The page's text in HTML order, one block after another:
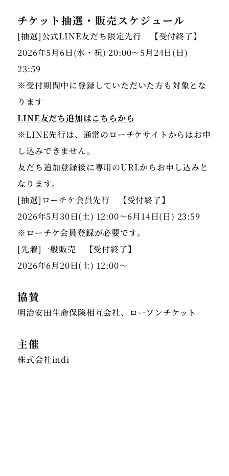
チケット抽選・販売スケジュール
[抽選]公式LINE友だち限定先行 【受付終了】
2026年5月6日(水・祝) 20:00～5月24日(日)
23:59
※受付期間中に登録していただいた方も対象とな
LINE友だち追加はこちらから
※LINE先行は、通常のローチケサイトからはお申
し込みできません。
友だち追加登録後に専用のURLからお申し込みと
なります。
[抽選]ローチケ会員先行 【受付終了】
2026年5月30日(土) 12:00～6月14日(日) 23:59
※ローチケ会員登録が必要です。
[先着]一般販売 【受付終了】
2026年6月20日(土) 12:00〜
協賛
明治安田生命保険相互会社、ローソンチケット
主催
株式会社indi